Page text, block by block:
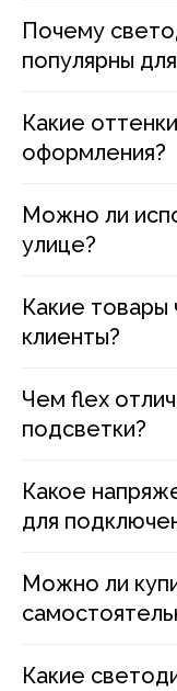
Почему
популярны
Какие
оформления?
Можно ли
улице?
Какие
клиенты?
Чем flex
подсветки?
Какое
для
Можно ли
Какие